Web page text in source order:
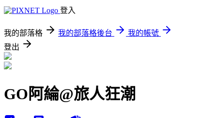
登入
我的部落格 我的部落格後台
我的帳號
登出
GO阿綸@旅人狂潮